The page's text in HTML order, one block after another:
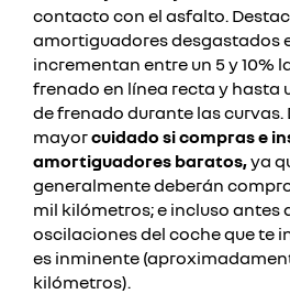
contacto con el asfalto.
amortiguadores desgastados
incrementan entre un 5 y 10%
frenado en línea recta y hasta
de frenado durante las curvas.
mayorcuidado si compras e
amortiguadores baratos,ya
generalmente deberán
mil kilómetros; e incluso antes
oscilaciones del coche que te
es inminente
kilómetros).